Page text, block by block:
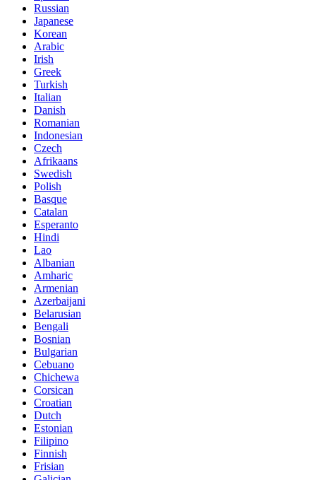
Russian
Japanese
Korean
Arabic
Irish
Greek
Turkish
Italian
Danish
Romanian
Indonesian
Czech
Afrikaans
Swedish
Polish
Basque
Catalan
Esperanto
Hindi
Lao
Albanian
Amharic
Armenian
Azerbaijani
Belarusian
Bengali
Bosnian
Bulgarian
Cebuano
Chichewa
Corsican
Croatian
Dutch
Estonian
Filipino
Finnish
Frisian